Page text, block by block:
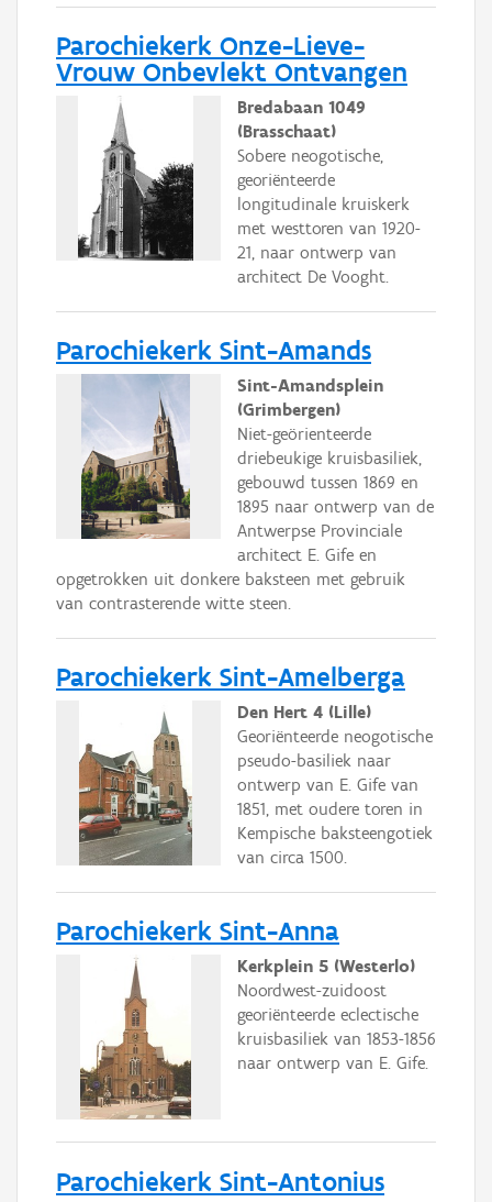
Parochiekerk Onze-Lieve-
Vrouw Onbevlekt Ontvangen
Bredabaan 1049
(Brasschaat)
Sobere neogotische,
georiënteerde
longitudinale kruiskerk
met westtoren van 1920-
21, naar ontwerp van
architect De Vooght.
Parochiekerk Sint-Amands
Sint-Amandsplein
(Grimbergen)
Niet-geörienteerde
driebeukige kruisbasiliek,
gebouwd tussen 1869 en
1895 naar ontwerp van de
Antwerpse Provinciale
architect E. Gife en
opgetrokken uit donkere baksteen met gebruik
van contrasterende witte steen.
Parochiekerk Sint-Amelberga
Den Hert 4 (Lille)
Georiënteerde neogotische
pseudo-basiliek naar
ontwerp van E. Gife van
1851, met oudere toren in
Kempische baksteengotiek
van circa 1500.
Parochiekerk Sint-Anna
Kerkplein 5 (Westerlo)
Noordwest-zuidoost
georiënteerde eclectische
kruisbasiliek van 1853-1856
naar ontwerp van E. Gife.
Parochiekerk Sint-Antonius